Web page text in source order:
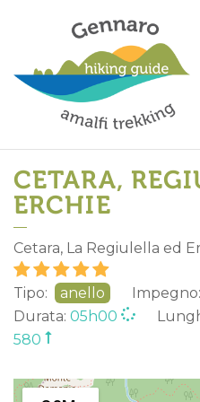
CETARA,
ERCHIE
Cetara, La Regiulella ed
Tipo: anello Impegno:
Durata: 05h00
580